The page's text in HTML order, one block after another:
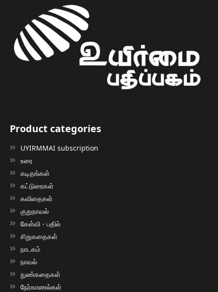
Product categories
UYIRMMAI subscription
உரை
கடிதங்கள்
கட்டுரைகள்
கவிதைகள்
குறுநாவல்
கேள்வி - பதில்
சிறுகதைகள்
நாடகம்
நாவல்
நுண்கதைகள்
நேர்காணல்கள்